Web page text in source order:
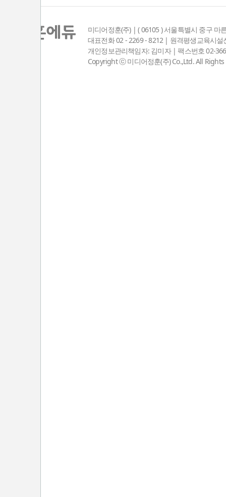
미디어정훈(주) | ( 06105 ) 서울특별시 중구
대표전화 02 - 2269 - 8212 | 원격평생교육시
개인정보관리책임자: 김미자 | 팩스번호 02-
Copyright ⓒ 미디어정훈(주) Co.,Ltd. All Rights